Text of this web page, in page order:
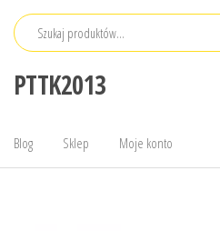
Przejdź
PTTK2013
Blog Sklep Moje konto